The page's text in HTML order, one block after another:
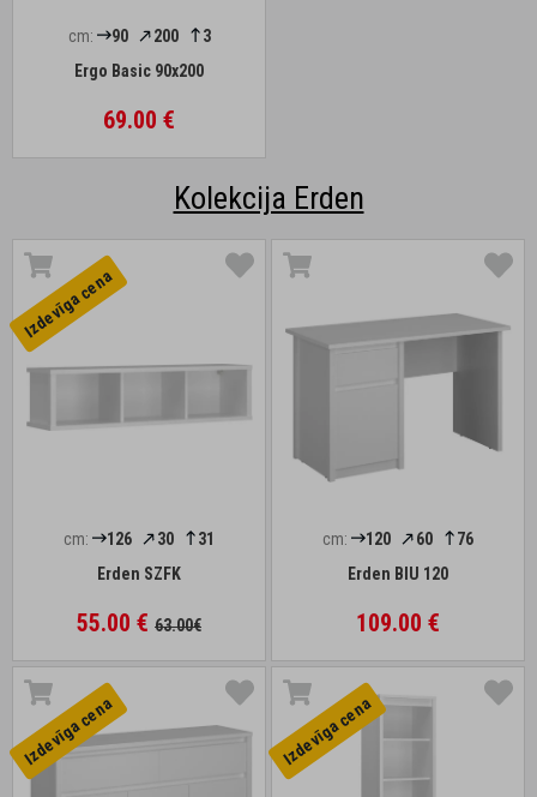
cm: 90 200
3
Ergo Basic 90x200
69.00 €
Kolekcija Erden
Izdevīga cena
cm: 126 30
31
Erden SZFK
55.00 € 63.00€
cm: 120 60
76
Erden BIU 120
109.00 €
Izdevīga cena Izdevīga cena